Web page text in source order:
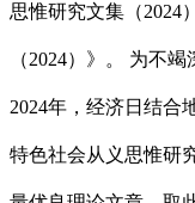
思惟研究文集（2024
（2024）》。 为不
2024年，经济日结合
特色社会从义思惟研